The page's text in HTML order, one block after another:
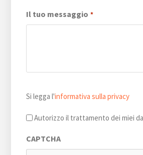
Il tuo messaggio *
legga
l'informativa
privacy
Si legga l'informativa sulla privacy
Autorizzo il trattamento dei miei
CAPTCHA